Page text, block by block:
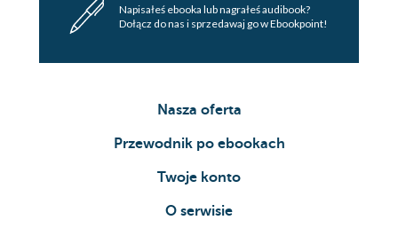
Napisałeś ebooka lub nagrałeś audibook?
Dołącz do nas i sprzedawaj go w Ebookpoint!
Nasza oferta
Przewodnik po ebookach
Twoje konto
O serwisie